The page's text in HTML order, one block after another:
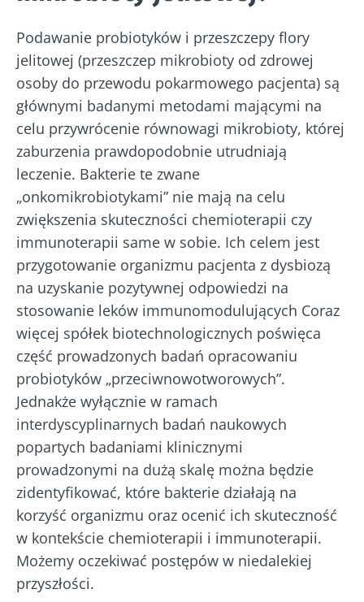
Podawanie probiotyków i przeszczepy flory
jelitowej (przeszczep mikrobioty od zdrowej
osoby do przewodu pokarmowego pacjenta) są
głównymi badanymi metodami mającymi na
celu przywrócenie równowagi mikrobioty, której
zaburzenia prawdopodobnie utrudniają
leczenie. Bakterie te zwane
„onkomikrobiotykami” nie mają na celu
zwiększenia skuteczności chemioterapii czy
immunoterapii same w sobie. Ich celem jest
przygotowanie organizmu pacjenta z dysbiozą
na uzyskanie pozytywnej odpowiedzi na
stosowanie leków immunomodulujących Coraz
więcej spółek biotechnologicznych poświęca
część prowadzonych badań opracowaniu
probiotyków „przeciwnowotworowych”.
Jednakże wyłącznie w ramach
interdyscyplinarnych badań naukowych
popartych badaniami klinicznymi
prowadzonymi na dużą skalę można będzie
zidentyfikować, które bakterie działają na
korzyść organizmu oraz ocenić ich skuteczność
w kontekście chemioterapii i immunoterapii.
Możemy oczekiwać postępów w niedalekiej
przyszłości.
Przekierowanie
Zamierzasz przekierować i opuszczać naszą
stronę internetową
Zostać przekierowany
Pobyt na stronie internetowej Instytutu
Microbiota BioCodex
Bądź na bieżąco
Dołącz do społeczności mikrobioty i raz w
miesiącu odbieraj „The Essential”, aby być na
bieżąco z najnowszymi informacjami o
mikrobiocie
Chcę zaprenumerować inne wiadomości z
Biocodexu
Zapoznałem się i akceptujęogólne warunki
korzystaniaipolityka ochrony danych
osobowychBiocodex Microbiota Institute.
* Pole obowiązkowe
BMI 20-35
Dołącz do społeczności mikrobioty i raz w
miesiącu odbieraj „The Essential”, aby być na
bieżąco z najnowszymi informacjami o
mikrobiocie
Chcę zaprenumerować inne wiadomości z
Biocodexu
Zapoznałem się i akceptuję
ogólne warunki
korzystaniai polityka ochrony danych
osobowychBiocodex Microbiota Institute.
* Pole obowiązkowe
BMI 20-35
Więcej informacji
Kefir –
naturalny
sprzymierzeniec
Lekko musujący,
Jogurty –
wspaniali
sprzymierzeńcy
jelitowego